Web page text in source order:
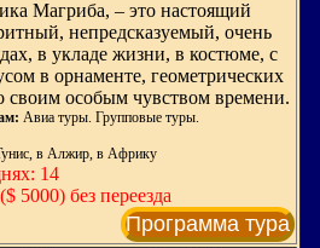
Магриба, – это настоящий
непредсказуемый, очень
в укладе жизни, в костюме, с
в орнаменте, геометрических
своим особым чувством времени.
Авиа туры. Групповые туры.
в Алжир, в Африку
14
5000) без переезда
Программа тура